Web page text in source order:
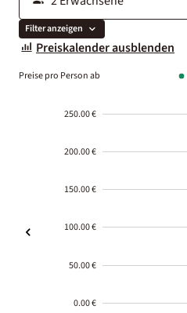
Filter anzeigen
Preiskalender ausblenden
Preise pro Person ab
250.00 €
200.00 €
150.00 €
100.00 €
50.00 €
0.00 €